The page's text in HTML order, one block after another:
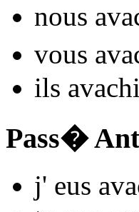
nous
vous
ils avach
Pass�
j' eus